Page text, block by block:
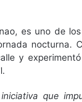
es uno de
nocturna.
y
que